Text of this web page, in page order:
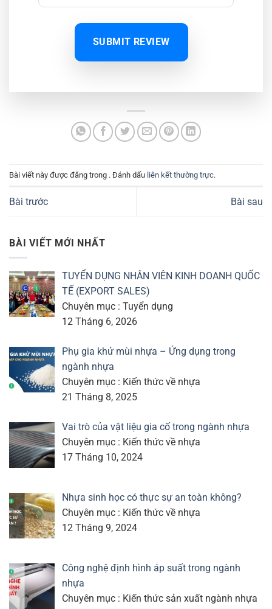
SUBMIT REVIEW
Bài viết này được đăng trong . Đánh dấu liên kết thường trực.
Bài trước Bài sau
BÀI VIẾT MỚI NHẤT
TUYỂN DỤNG NHÂN VIÊN KINH DOANH QUỐC
TẾ (EXPORT SALES)
Chuyên mục : Tuyển dụng
12 Tháng 6, 2026
Phụ gia khử mùi nhựa – Ứng dụng trong
ngành nhựa
Chuyên mục : Kiến thức về nhựa
21 Tháng 8, 2025
Vai trò của vật liệu gia cố trong ngành nhựa
Chuyên mục : Kiến thức về nhựa
17 Tháng 10, 2024
Nhựa sinh học có thực sự an toàn không?
Chuyên mục : Kiến thức về nhựa
12 Tháng 9, 2024
Công nghệ định hình áp suất trong ngành
nhựa
Chuyên mục : Kiến thức sản xuất ngành nhựa